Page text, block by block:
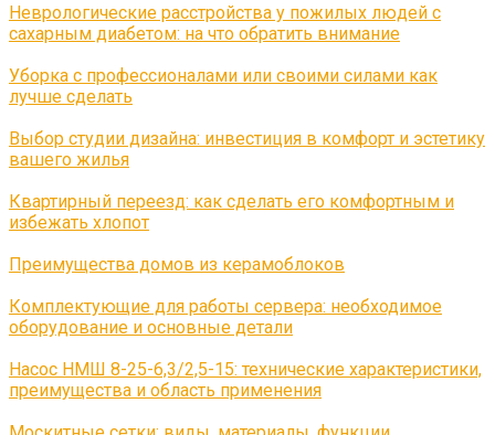
Неврологические расстройства у пожилых людей с
сахарным диабетом: на что обратить внимание
Уборка с профессионалами или своими силами как
лучше сделать
Выбор студии дизайна: инвестиция в комфорт и эстетику
вашего жилья
Квартирный переезд: как сделать его комфортным и
избежать хлопот
Преимущества домов из керамоблоков
Комплектующие для работы сервера: необходимое
оборудование и основные детали
Насос НМШ 8-25-6,3/2,5-15: технические характеристики,
преимущества и область применения